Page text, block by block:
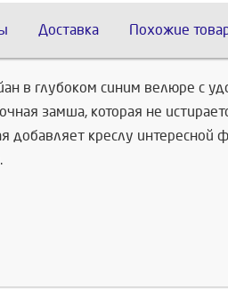
Доставка Похожие
в глубоком синим велюре с
замша, которая не
добавляет креслу